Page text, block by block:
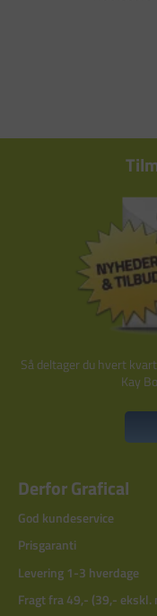
Så deltager du hvert
Kay
Derfor Grafical
God kundeservice
Prisgaranti
Levering 1-3 hverdage
Fragt fra 49,- (39,- ekskl.